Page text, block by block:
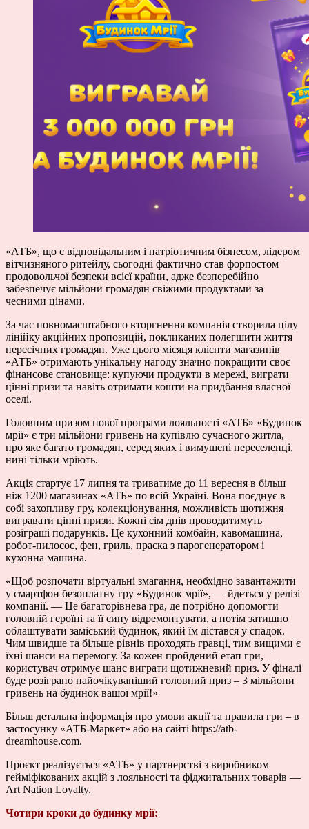
«АТБ», що є відповідальним і патріотичним бізнесом, лідером
вітчизняного ритейлу, сьогодні фактично став форпостом
продовольчої безпеки всієї країни, адже безперебійно
забезпечує мільйони громадян свіжими продуктами за
чесними цінами.
За час повномасштабного вторгнення компанія створила цілу
лінійку акційних пропозицій, покликаних полегшити життя
пересічних громадян. Уже цього місяця клієнти магазинів
«АТБ» отримають унікальну нагоду значно покращити своє
фінансове становище: купуючи продукти в мережі, виграти
цінні призи та навіть отримати кошти на придбання власної
оселі.
Головним призом нової програми лояльності «АТБ» «Будинок
мрії» є три мільйони гривень на купівлю сучасного житла,
про яке багато громадян, серед яких і вимушені переселенці,
нині тільки мріють.
Акція стартує 17 липня та триватиме до 11 вересня в більш
ніж 1200 магазинах «АТБ» по всій Україні. Вона поєднує в
собі захопливу гру, колекціонування, можливість щотижня
вигравати цінні призи. Кожні сім днів проводитимуть
розіграші подарунків. Це кухонний комбайн, кавомашина,
робот-пилосос, фен, гриль, праска з парогенератором і
кухонна машина.
«Щоб розпочати віртуальні змагання, необхідно завантажити
у смартфон безоплатну гру «Будинок мрії», — йдеться у релізі
компанії. — Це багаторівнева гра, де потрібно допомогти
головній героїні та її сину відремонтувати, а потім затишно
облаштувати заміський будинок, який їм дістався у спадок.
Чим швидше та більше рівнів проходять гравці, тим вищими є
їхні шанси на перемогу. За кожен пройдений етап гри,
користувач отримує шанс виграти щотижневий приз. У фіналі
буде розіграно найочікуваніший головний приз – 3 мільйони
гривень на будинок вашої мрії!»
Більш детальна інформація про умови акції та правила гри – в
застосунку «АТБ-Маркет» або на сайті https://atb-
dreamhouse.com.
Проєкт реалізується «АТБ» у партнерстві з виробником
гейміфікованих акцій з лояльності та фіджитальних товарів —
Art Nation Loyalty.
Чотири кроки до будинку мрії: